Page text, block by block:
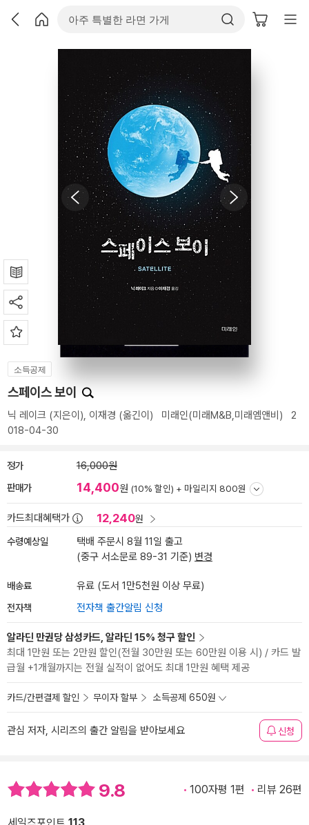
소득공제
스페이스 보이
닉 레이크 (지은이), 이재경 (옮긴이) 미래인(미래M&B,미래엠앤비) 2
018-04-30
정가 16,000원
판매가 14,400원 (10% 할인) + 마일리지 800원
카드최대혜택가 12,240원
수령예상일
택배 주문시 8월 11일 출고
(중구 서소문로 89-31 기준) 변경
배송료 유료 (도서 1만5천원 이상 무료)
전자책 전자책 출간알림 신청
알라딘 만권당 삼성카드, 알라딘 15% 청구 할인
최대 1만원 또는 2만원 할인(전월 30만원 또는 60만원 이용 시) / 카드 발
급월 +1개월까지는 전월 실적이 없어도 최대 1만원 혜택 제공
카드/간편결제 할인 무이자 할부 소득공제 650원
관심 저자, 시리즈의 출간 알림을 받아보세요 신청
9.8 100자평 1편 리뷰 26편